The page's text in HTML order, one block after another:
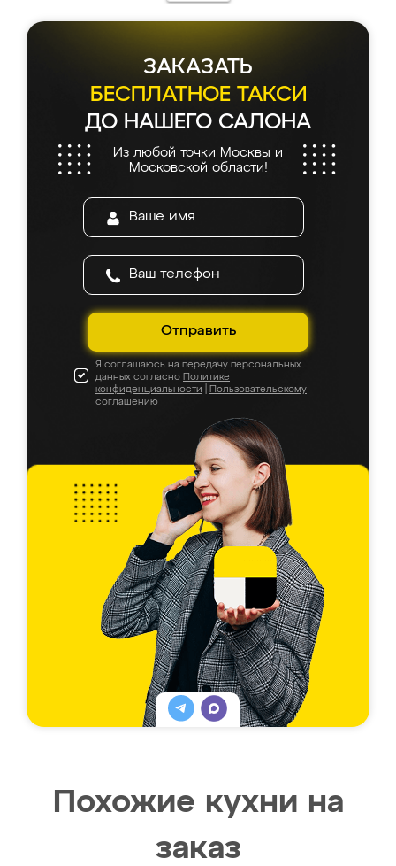
ЗАКАЗАТЬ
БЕСПЛАТНОЕ ТАКСИ
ДО НАШЕГО САЛОНА
Из любой точки Москвы и
Московской области!
Отправить
Я соглашаюсь на передачу персональных
данных согласно Политике
конфиденциальности
Пользовательскому
соглашению
Похожие кухни на
заказ